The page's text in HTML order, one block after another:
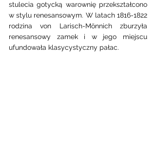
stulecia gotycką warownię przekształcono
w stylu renesansowym. W latach 1816-1822
rodzina von Larisch-Mönnich zburzyła
renesansowy zamek i w jego miejscu
ufundowała klasycystyczny pałac.